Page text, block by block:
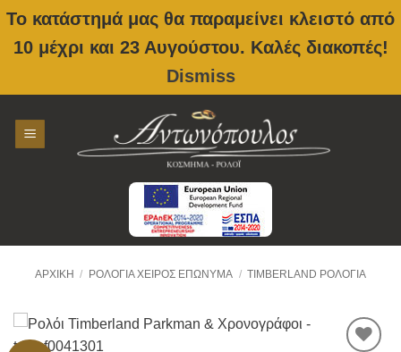
Το κατάστημά μας θα παραμείνει κλειστό από
10 μέχρι και 23 Αυγούστου. Καλές διακοπές!
Dismiss
content
ΑΡΧΙΚΉ / ΡΟΛΌΓΙΑ ΧΕΙΡΌΣ ΕΠΏΝΥΜΑ / TIMBERLAND ΡΟΛΌΓΙΑ